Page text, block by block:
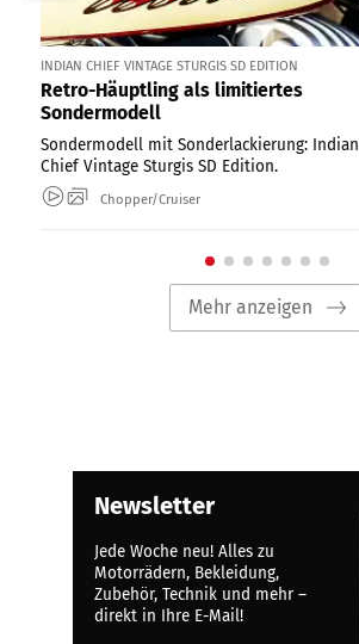
INDIAN CHIEF VINTAGE STURGIS SD EDITION
Retro-Häuptling als limitiertes
Sondermodell
Sondermodell mit Sonderlackierung: Indian
Chief Vintage Sturgis SD Edition.
Chopper/Cruiser
Mehr anzeigen
Newsletter
Jede Woche neu! Alles zu
Motorrädern, Bekleidung,
Zubehör, Technik und mehr –
direkt in Ihre E-Mail!